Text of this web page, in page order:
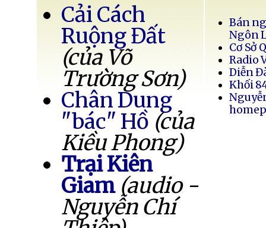
Cải Cách
Ruộng Đất
(của Võ
Trường Sơn)
Chân Dung
"bác" Hồ (của
Kiều Phong)
Trại Kiên
Giam (audio -
Nguyễn Chí
Bán
Ngôn
Cơ Sở
Radio
Diễn
Khối